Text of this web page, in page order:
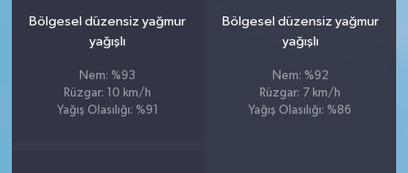
Bölgesel düzensiz yağmur
yağışlı
Nem: %93
Rüzgar: 10 km/h
Yağış Olasılığı: %91
Bölgesel düzensiz yağmur
yağışlı
Nem: %92
Rüzgar: 7 km/h
Yağış Olasılığı: %86